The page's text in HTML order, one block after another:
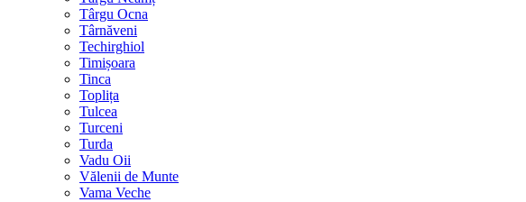
Târgu Ocna
Târnăveni
Techirghiol
Timișoara
Tinca
Toplița
Tulcea
Turceni
Turda
Vadu Oii
Vălenii de Munte
Vama Veche